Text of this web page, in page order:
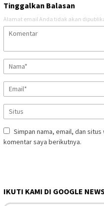
Tinggalkan Balasan
Alamat email Anda tidak akan
Simpan nama, email, dan
komentar saya berikutnya.
IKUTI KAMI DI GOOGLE